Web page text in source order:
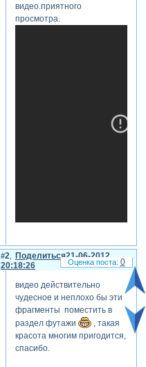
видео.приятного
просмотра.
Поделиться
2
21-06-2012
20:18:26
видео действительно
чудесное и неплохо бы эти
фрагменты поместить в
раздел футажи
, такая
красота многим пригодится,
спасибо.
0